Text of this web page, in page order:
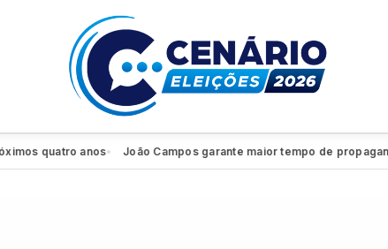
quatro anos ● João Campos garante maior tempo de propaganda